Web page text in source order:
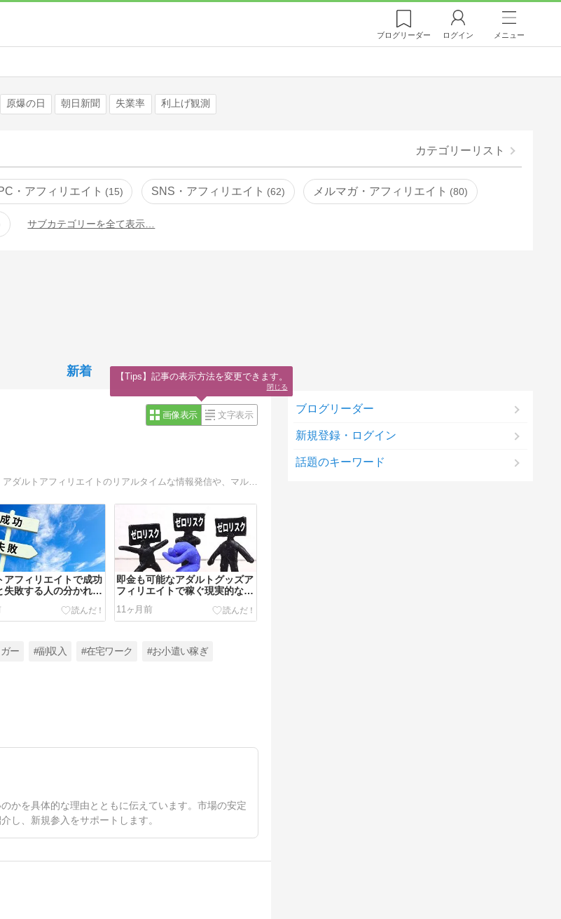
ブログリーダー ログイン メニュー
原爆の日 朝日新聞 失業率 利上げ観測
カテゴリーリスト
・アフィリエイト 15 SNS・アフィリエイト 62 メルマガ・アフィリエイト 80
サブカテゴリーを全て表示…
新着
画像表示 文字表示
アフィリエイトで成功
失敗する人の分かれ道
即金も可能なアダルトグッズア
フィリエイトで稼ぐ現実的な始
11ヶ月前
ー #副収入 #在宅ワーク #お小遣い稼ぎ
かを具体的な理由とともに伝えています。市場の安定
し、新規参入をサポートします。
ブログリーダー
新規登録・ログイン
話題のキーワード
【Tips】記事の表示方法を変更できます。
閉じる